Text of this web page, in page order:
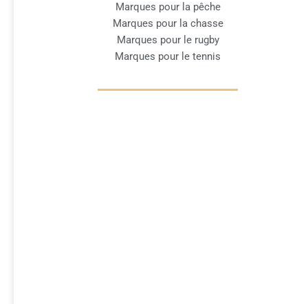
Marques pour la pêche
Marques pour la chasse
Marques pour le rugby
Marques pour le tennis